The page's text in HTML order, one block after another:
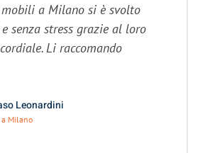
a Milano si è svolto
senza stress grazie al loro
Li raccomando
Leonardini
a Milano